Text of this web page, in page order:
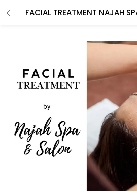
Enter your username and
Remember me
Login